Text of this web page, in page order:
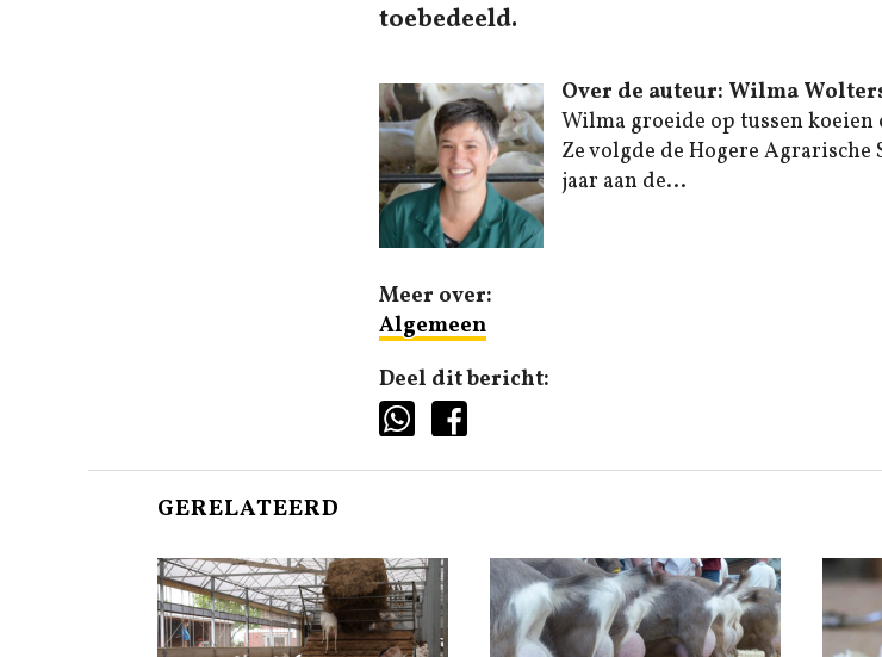
toebedeeld.
Over de auteur: Wilma
Wilma groeide op tussen
Ze volgde de Hogere
jaar aan de...
Meer over:
Algemeen
Deel dit bericht:
GERELATEERD